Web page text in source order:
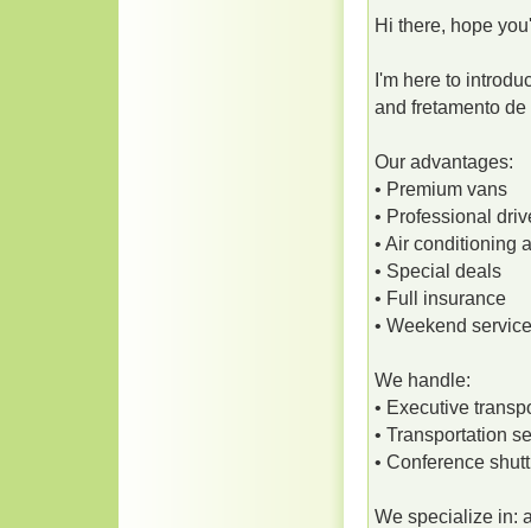
Hi there, hope
I'm here to
and fretamento
Our advantages:
• Premium vans
• Professional
• Air conditioning
• Special deals
• Full insurance
• Weekend service
We handle:
• Executive
• Transportation
• Conference
We specialize in: